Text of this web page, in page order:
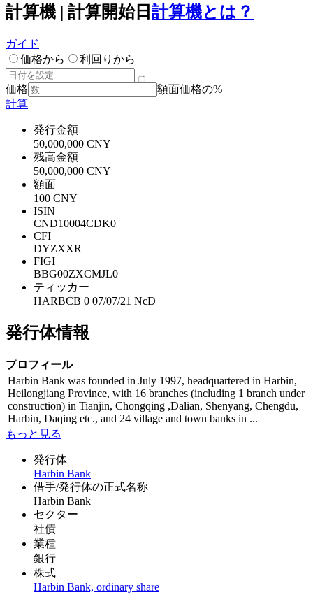
計算機 | 計算開始日 計算機とは？
ガイド
価格から
利回りから
価格
額面価格の%
計算
発行金額
50,000,000 CNY
残高金額
50,000,000 CNY
額面
100 CNY
ISIN
CND10004CDK0
CFI
DYZXXR
FIGI
BBG00ZXCMJL0
ティッカー
HARBCB 0 07/07/21 NcD
発行体情報
プロフィール
Harbin Bank was founded in July 1997, headquartered in Harbin,
Heilongjiang Province, with 16 branches (including 1 branch under
construction) in Tianjin, Chongqing ,Dalian, Shenyang, Chengdu,
Harbin, Daqing etc., and 24 village and town banks in ...
もっと見る
発行体
Harbin Bank
借手/発行体の正式名称
Harbin Bank
セクター
社債
業種
銀行
株式
Harbin Bank, ordinary share